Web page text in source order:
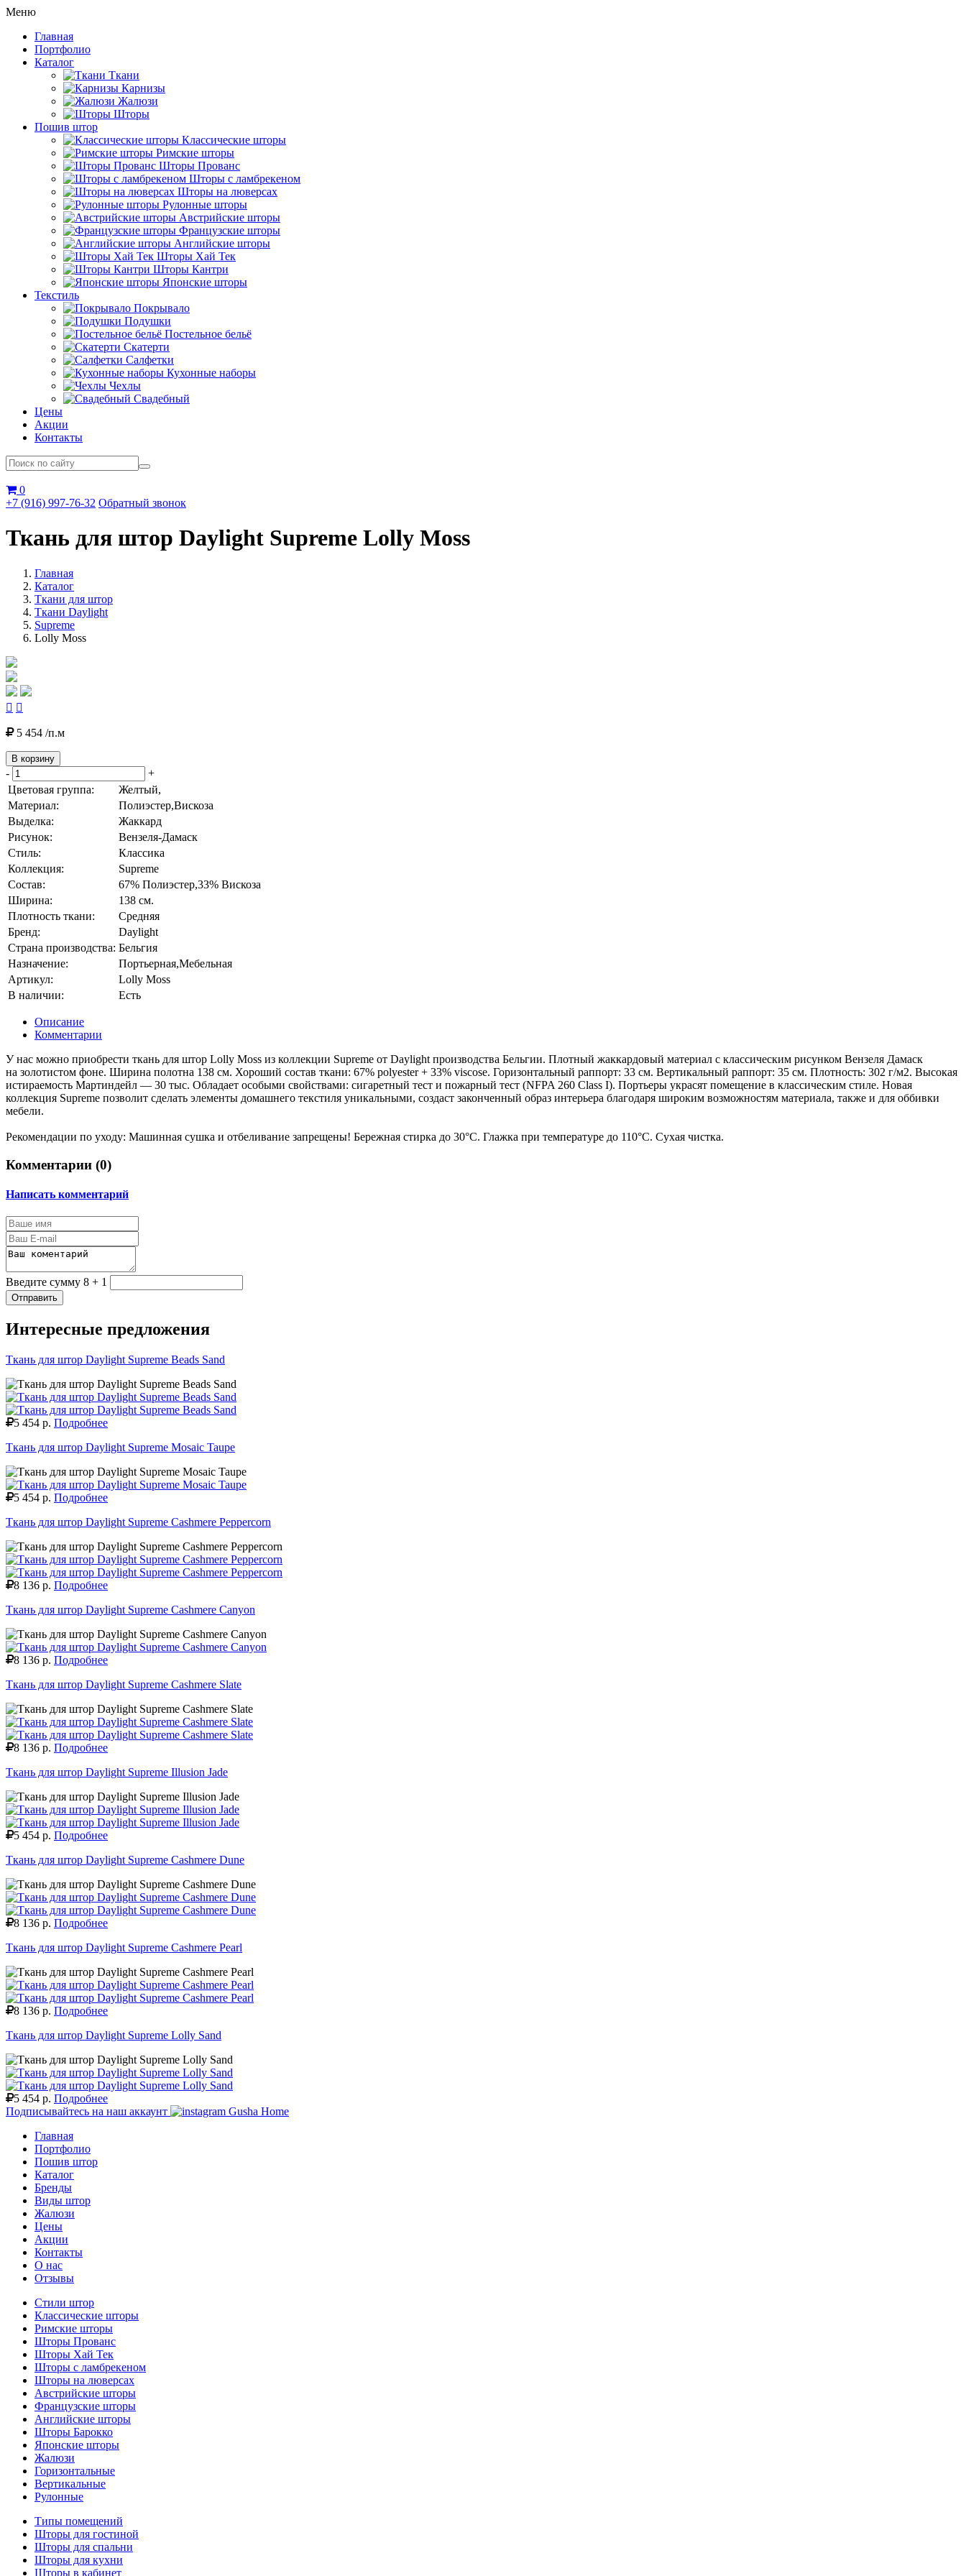
Меню
Главная
Портфолио
Каталог
Ткани
Карнизы
Жалюзи
Шторы
Пошив штор
Классические шторы
Римские шторы
Шторы Прованс
Шторы с ламбрекеном
Шторы на люверсах
Рулонные шторы
Австрийские шторы
Французские шторы
Английские шторы
Шторы Хай Тек
Шторы Кантри
Японские шторы
Текстиль
Покрывало
Подушки
Постельное бельё
Скатерти
Салфетки
Кухонные наборы
Чехлы
Свадебный
Цены
Акции
Контакты
0
+7 (916) 997-76-32 Обратный звонок
Ткань для штор Daylight Supreme Lolly Moss
Главная
Каталог
Ткани для штор
Ткани Daylight
Supreme
Lolly Moss
 
5 454 /п.м
В корзину
-
+
Цветовая группа:
Желтый,
Материал:
Полиэстер,Вискоза
Выделка:
Жаккард
Рисунок:
Вензеля-Дамаск
Стиль:
Классика
Коллекция:
Supreme
Состав:
67% Полиэстер,33% Вискоза
Ширина:
138 см.
Плотность ткани:
Средняя
Бренд:
Daylight
Страна производства: Бельгия
Назначение:
Портьерная,Мебельная
Артикул:
Lolly Moss
В наличии:
Есть
Описание
Комментарии
У нас можно приобрести ткань для штор Lolly Moss из коллекции Supreme от Daylight производства Бельгии. Плотный жаккардовый материал с классическим рисунком Вензеля Дамаск
на золотистом фоне. Ширина полотна 138 см. Хороший состав ткани: 67% polyester + 33% viscose. Горизонтальный раппорт: 33 см. Вертикальный раппорт: 35 см. Плотность: 302 г/м2. Высокая
истираемость Мартиндейл — 30 тыс. Обладает особыми свойствами: сигаретный тест и пожарный тест (NFPA 260 Class I). Портьеры украсят помещение в классическим стиле. Новая
коллекция Supreme позволит сделать элементы домашнего текстиля уникальными, создаст законченный образ интерьера благодаря широким возможностям материала, также и для оббивки
мебели.
Рекомендации по уходу: Машинная сушка и отбеливание запрещены! Бережная стирка до 30°С. Глажка при температуре до 110°С. Сухая чистка.
Комментарии (0)
Написать комментарий
Введите сумму 8 + 1
Отправить
Интересные предложения
Ткань для штор Daylight Supreme Beads Sand
5 454 р. Подробнее
Ткань для штор Daylight Supreme Mosaic Taupe
5 454 р. Подробнее
Ткань для штор Daylight Supreme Cashmere Peppercorn
8 136 р. Подробнее
Ткань для штор Daylight Supreme Cashmere Canyon
8 136 р. Подробнее
Ткань для штор Daylight Supreme Cashmere Slate
8 136 р. Подробнее
Ткань для штор Daylight Supreme Illusion Jade
5 454 р. Подробнее
Ткань для штор Daylight Supreme Cashmere Dune
8 136 р. Подробнее
Ткань для штор Daylight Supreme Cashmere Pearl
8 136 р. Подробнее
Ткань для штор Daylight Supreme Lolly Sand
5 454 р. Подробнее
Подписывайтесь на наш аккаунт
Gusha Home
Главная
Портфолио
Пошив штор
Каталог
Бренды
Виды штор
Жалюзи
Цены
Акции
Контакты
О нас
Отзывы
Стили штор
Классические шторы
Римские шторы
Шторы Прованс
Шторы Хай Тек
Шторы с ламбрекеном
Шторы на люверсах
Австрийские шторы
Французские шторы
Английские шторы
Шторы Барокко
Японские шторы
Жалюзи
Горизонтальные
Вертикальные
Рулонные
Типы помещений
Шторы для гостиной
Шторы для спальни
Шторы для кухни
Шторы в кабинет